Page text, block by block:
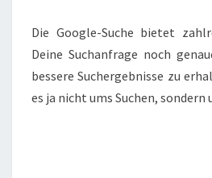
Die Google-Suche bietet
Deine Suchanfrage noch
bessere Suchergebnisse zu
es ja nicht ums Suchen, sondern